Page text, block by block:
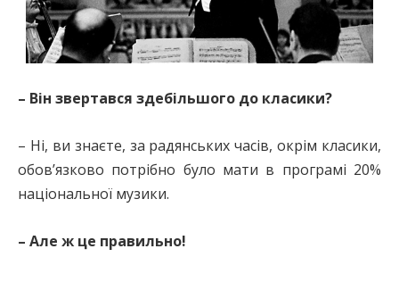
– Він звертався здебільшого до класики?
– Ні, ви знаєте, за радянських часів, окрім класики,
обов’язково потрібно було мати в програмі 20%
національної музики.
– Але ж це правильно!